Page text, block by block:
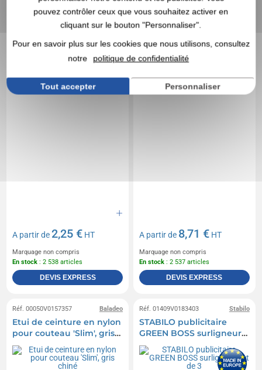
Bonnet pompon beanie -
result
A partir de2,25 € HT
Marquage non compris
En stock : 2 538 articles
DEVIS EXPRESS
STABILO personnalisé
woody duo Set de 2
crayons de couleur
A partir de 8,71 € HT
Marquage non compris
En stock : 2 537 articles
DEVIS EXPRESS
Baladeo
Réf. 00050V0157357
Etui de ceinture en nylon
pour couteau 'Slim', gris
chiné
Stabilo
Réf. 01409V0183403
STABILO publicitaire
GREEN BOSS surligneur
Set de 3
pouvez contrôler ceux que vous souhaitez activer en
cliquant sur le bouton "Personnaliser".
Pour en savoir plus sur les cookies que nous utilisons, consultez
notre
politique de confidentialité
Tout accepter Personnaliser